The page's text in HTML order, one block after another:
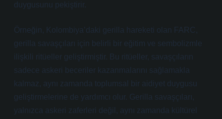
duygusunu pekiştirir.
Örneğin, Kolombiya’daki gerilla hareketi olan FARC,
gerilla savaşçıları için belirli bir eğitim ve sembolizmle
ilişkili ritüeller geliştirmiştir. Bu ritüeller, savaşçıların
sadece askeri beceriler kazanmalarını sağlamakla
kalmaz, aynı zamanda toplumsal bir aidiyet duygusu
geliştirmelerine de yardımcı olur. Gerilla savaşçıları,
yalnızca askeri zaferleri değil, aynı zamanda kültürel